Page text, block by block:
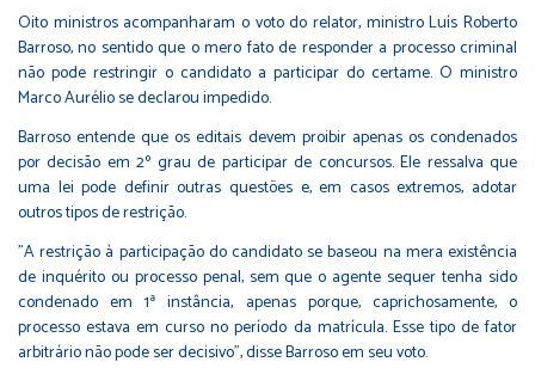
Oito ministros acompanharam o votodo relator, ministro Luís Roberto
Barroso, no sentido que o mero fato de responder a processo criminal
não pode restringir o candidato a participar do certame. O ministro
Marco Aurélio se declarou impedido.
Barroso entende que os editais devem proibir apenas os condenados
por decisão em 2º grau de participar de concursos. Ele ressalva que
uma lei pode definir outras questões e, em casos extremos, adotar
outros tipos de restrição.
"A restrição à participação do candidato se baseou na mera existência
de inquérito ou processo penal, sem que o agente sequer tenha sido
condenado em 1ª instância, apenas porque, caprichosamente, o
processo estava em curso no período da matrícula. Esse tipo de fator
arbitrário não pode ser decisivo", disse Barroso em seu voto.